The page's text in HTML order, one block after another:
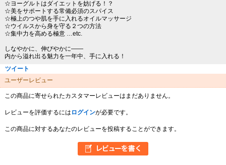
☆ヨーグルトはダイエットを妨げる！？
☆美をサポートする常備必須のスパイス
☆極上のつや肌を手に入れるオイルマッサージ
☆ウイルスから身を守る２つの方法
☆集中力を高める極意 …etc.
しなやかに、伸びやかに――
内から溢れ出る魅力を一年中、手に入れる！
ツイート
ユーザーレビュー
この商品に寄せられたカスタマーレビューはまだありません。
レビューを評価するには ログインが必要です。
この商品に対するあなたのレビューを投稿することができます。